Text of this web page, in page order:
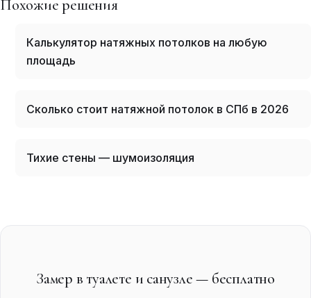
Похожие решения
Калькулятор натяжных потолков на любую
площадь
Сколько стоит натяжной потолок в СПб в 2026
Тихие стены — шумоизоляция
Замер в туалете и санузле — бесплатно